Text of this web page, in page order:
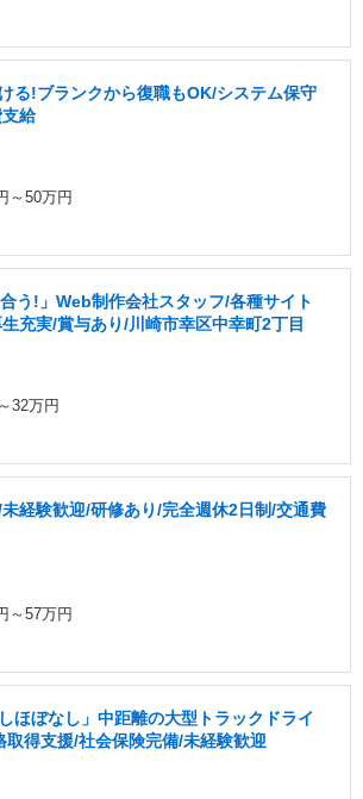
る!ブランクから復職もOK/システム保守
給
～50万円
合う!」Web制作会社スタッフ/各種サイト
充実/賞与あり/川崎市幸区中幸町2丁目
32万円
経験歓迎/研修あり/完全週休2日制/交通費
～57万円
ほぼなし」中距離の大型トラックドライ
取得支援/社会保険完備/未経験歓迎